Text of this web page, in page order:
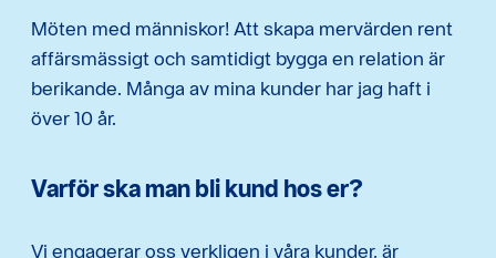
Möten med människor! Att skapa mervärden rent
affärsmässigt och samtidigt bygga en relation är
berikande. Många av mina kunder har jag haft i
över 10 år.
Varför ska man bli kund hos er?
Vi engagerar oss verkligen i våra kunder, är